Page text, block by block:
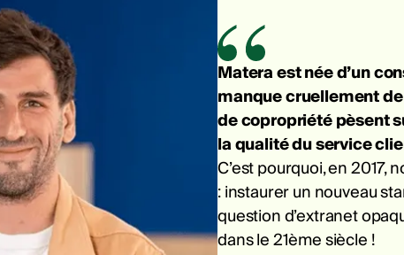
Matera est née d’un
manque cruellement
de copropriété pèsent
la qualité du service
C’est pourquoi, en 2017,
: instaurer un nouveau
question d’extranet
dans le 21ème siècle !